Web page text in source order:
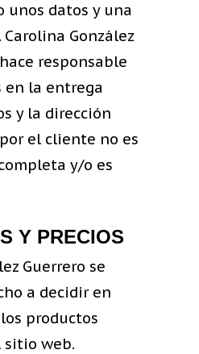
unos datos y una
González
responsable
en la entrega
y la dirección
el cliente no es
y/o es
Y PRECIOS
Guerrero se
a decidir en
productos
sitio web.